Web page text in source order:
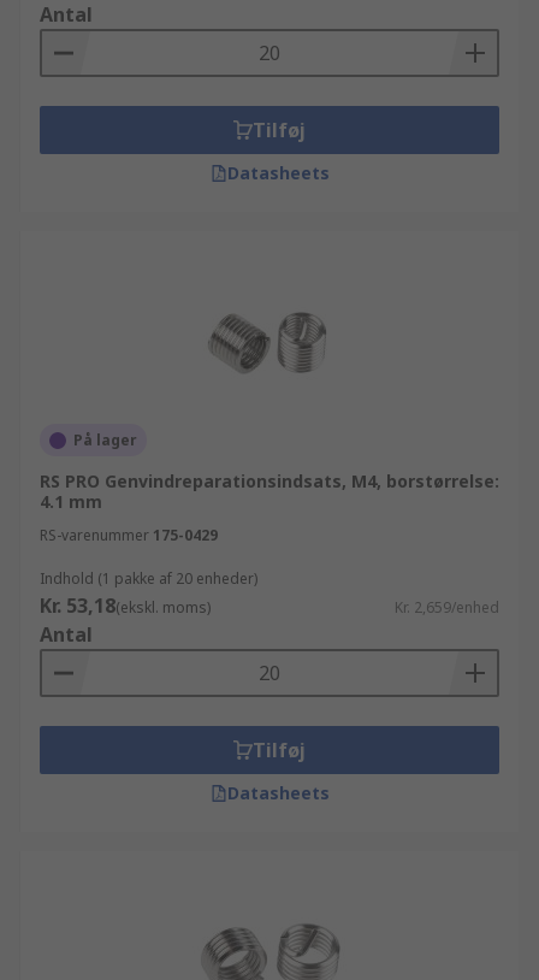
Antal
Tilføj
Datasheets
På lager
RS PRO Genvindreparationsindsats, M4, borstørrelse:
4.1 mm
RS-varenummer 175-0429
Indhold (1 pakke af 20 enheder)
Kr. 53,18(ekskl. moms) Kr. 2,659/enhed
Antal
Tilføj
Datasheets